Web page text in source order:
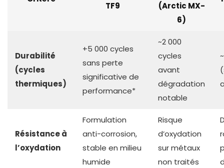
TF9
(Arctic MX-
6)
Durabilité
(cycles
thermiques)
+5 000 cycles
sans perte
significative de
performance*
~2 000
cycles
avant
dégradation
notable
Résistance à
l’oxydation
Formulation
anti-corrosion,
stable en milieu
humide
Risque
d’oxydation
sur métaux
non traités